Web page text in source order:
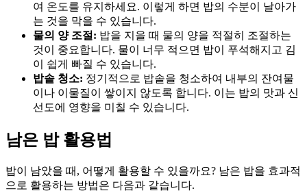
여 온도를 유지하세요. 이렇게 하면 밥의 수분이 날아가
는 것을 막을 수 있습니다.
물의 양 조절: 밥을 지을 때 물의 양을 적절히 조절하는
것이 중요합니다. 물이 너무 적으면 밥이 푸석해지고 김
이 쉽게 빠질 수 있습니다.
밥솥 청소: 정기적으로 밥솥을 청소하여 내부의 잔여물
이나 이물질이 쌓이지 않도록 합니다. 이는 밥의 맛과 신
선도에 영향을 미칠 수 있습니다.
남은 밥 활용법
밥이 남았을 때, 어떻게 활용할 수 있을까요? 남은 밥을 효과적
으로 활용하는 방법은 다음과 같습니다.